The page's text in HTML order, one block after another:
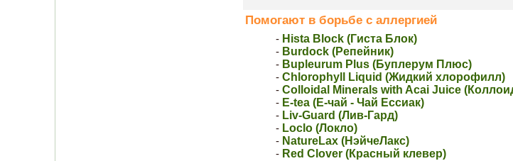
Помогают в борьбе с аллергией
- Hista Block (Гиста Блок)
- Burdock (Рeпейник)
- Bupleurum Plus (Буплерум Плюс)
- Chlorophyll Liquid (Жидкий хлорoфилл)
- Colloidal Minerals with Acai Juice
- E-tea (Е-чай - Чай Ессиак)
- Liv-Guard (Лив-Гард)
- Loclo (Локло)
- NatureLax (НэйчеЛакс)
- Red Сlover (Крaсный клевер)